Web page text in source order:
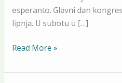
esperanto. Glavni dan
lipnja. U subotu u […]
Read More »